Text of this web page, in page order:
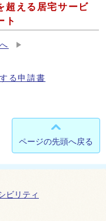
超える居宅サービ
ト
る申請書
ページの先頭へ戻る
ビリティ